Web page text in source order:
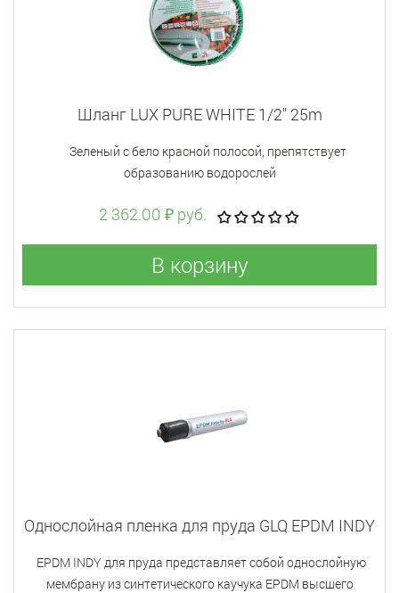
Шланг LUX PURE WHITE 1/2" 25m
Зеленый с бело красной полосой, препятствует
образованию водорослей
2 362.00 ₽ руб.
В корзину
Однослойная пленка для пруда GLQ EPDM INDY
EPDM INDY для пруда представляет собой однослойную
мембрану из синтетического каучука EPDM высшего